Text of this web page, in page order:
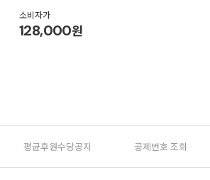
소비자가
128,000원
평균후원수당공지 공제번호 조회